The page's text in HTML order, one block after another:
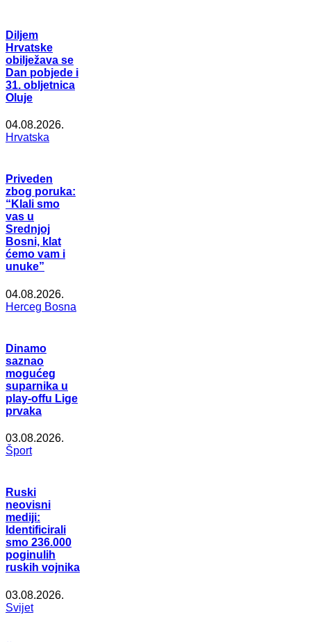
Diljem
Hrvatske
obilježava se
Dan pobjede i
31. obljetnica
Oluje
04.08.2026.
Hrvatska
Priveden
zbog poruka:
“Klali smo
vas u
Srednjoj
Bosni, klat
ćemo vam i
unuke”
04.08.2026.
Herceg Bosna
Dinamo
saznao
mogućeg
suparnika u
play-offu Lige
prvaka
03.08.2026.
Šport
Ruski
neovisni
mediji:
Identificirali
smo 236.000
poginulih
ruskih vojnika
03.08.2026.
Svijet